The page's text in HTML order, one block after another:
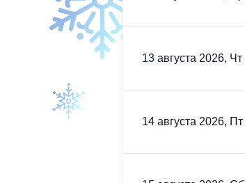
13 августа 2026, Чт
14 августа 2026, Пт